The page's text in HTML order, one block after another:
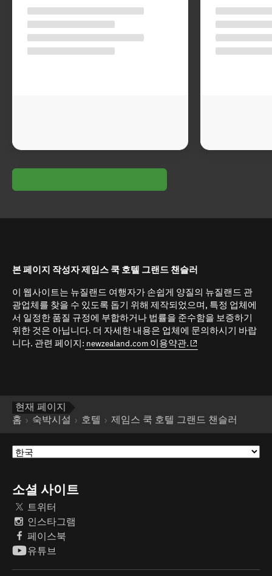
본 페이지 작성자 제임스 쿡 호텔 그랜드 챈슬러
이 웹사이트는 뉴질랜드 여행자가 손쉽게 양질의 뉴질랜드 관
광업체를 찾을 수 있도록 돕기 위해 제작되었으며, 특정 업체에
서 일정한 품질 규정에 부합하거나 법률을 준수함을 보증하기
위한 것은 아닙니다. 더 자세한 내용은 업체에 문의하시기 바랍
니다. 관련 페이지: newzealand.com 이용약관. (opens in new window)
현재 페이지
홈
숙박시설 호텔 제임스 쿡 호텔 그랜드 챈슬러
소셜 사이트
트위터
인스타그램
페이스북
유튜브